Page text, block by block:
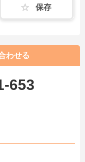
保存
わせる
653